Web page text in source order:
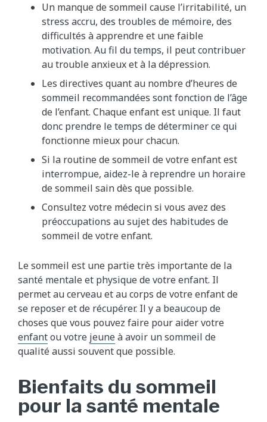
Un manque de sommeil cause l’irritabilité, un
stress accru, des troubles de mémoire, des
difficultés à apprendre et une faible
motivation. Au fil du temps, il peut contribuer
au trouble anxieux et à la dépression.
Les directives quant au nombre d’heures de
sommeil recommandées sont fonction de l’âge
de l’enfant. Chaque enfant est unique. Il faut
donc prendre le temps de déterminer ce qui
fonctionne mieux pour chacun.
Si la routine de sommeil de votre enfant est
interrompue, aidez-le à reprendre un horaire
de sommeil sain dès que possible.
Consultez votre médecin si vous avez des
préoccupations au sujet des habitudes de
sommeil de votre enfant.
Le sommeil est une partie très importante de la
santé mentale et physique de votre enfant. Il
permet au cerveau et au corps de votre enfant de
se reposer et de récupérer. Il y a beaucoup de
choses que vous pouvez faire pour aider votre
enfantou votre jeuneà avoir un sommeil de
qualité aussi souvent que possible.
Bienfaits du sommeil
pour la santé mentale